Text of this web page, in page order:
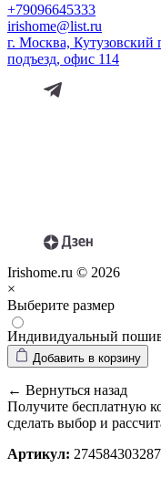
+79096645333
irishome@list.ru
г. Москва, Кутузовский
подъезд, офис 114
Irishome.ru © 2026
×
Выберите размер
Индивидуальный
Добавить в корзину
← Вернуться назад
Получите бесплатную
сделать выбор и
Артикул: